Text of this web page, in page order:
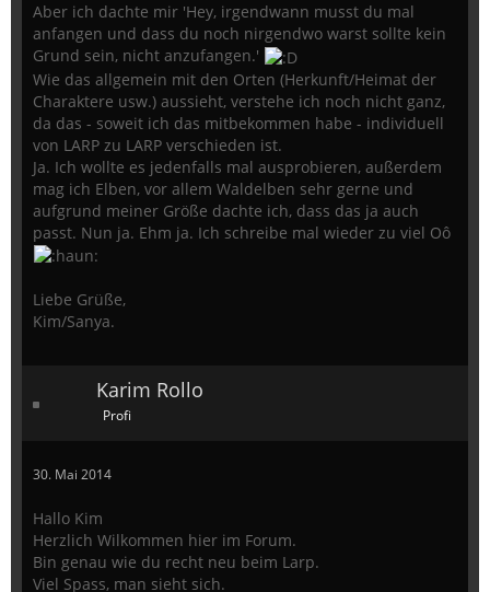
Aber ich dachte mir 'Hey, irgendwann musst du mal
anfangen und dass du noch nirgendwo warst sollte kein
Grund sein, nicht anzufangen.'
Wie das allgemein mit den Orten (Herkunft/Heimat der
Charaktere usw.) aussieht, verstehe ich noch nicht ganz,
da das - soweit ich das mitbekommen habe - individuell
von LARP zu LARP verschieden ist.
Ja. Ich wollte es jedenfalls mal ausprobieren, außerdem
mag ich Elben, vor allem Waldelben sehr gerne und
aufgrund meiner Größe dachte ich, dass das ja auch
passt. Nun ja. Ehm ja. Ich schreibe mal wieder zu viel Oô
Liebe Grüße,
Kim/Sanya.
Karim Rollo
Profi
30. Mai 2014
Hallo Kim
Herzlich Wilkommen hier im Forum.
Bin genau wie du recht neu beim Larp.
Viel Spass, man sieht sich.